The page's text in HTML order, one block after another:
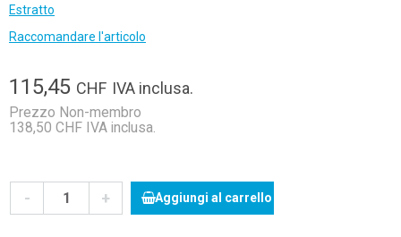
Estratto
Raccomandare l'articolo
115,45 CHF IVA inclusa.
Prezzo Non-membro
138,50 CHF IVA inclusa.
- + Aggiungi al carrello